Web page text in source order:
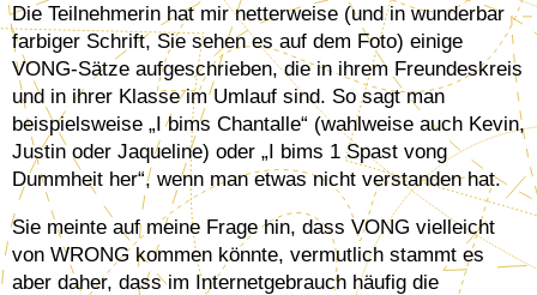
Die Teilnehmerin hat mir netterweise (und in wunderbar
farbiger Schrift, Sie sehen es auf dem Foto) einige
VONG-Sätze aufgeschrieben, die in ihrem Freundeskreis
und in ihrer Klasse im Umlauf sind. So sagt man
beispielsweise „I bims Chantalle“ (wahlweise auch Kevin,
Justin oder Jaqueline) oder „I bims 1 Spast vong
Dummheit her“, wenn man etwas nicht verstanden hat.
Sie meinte auf meine Frage hin, dass VONG vielleicht
von WRONG kommen könnte, vermutlich stammt es
aber daher, dass im Internetgebrauch häufig die